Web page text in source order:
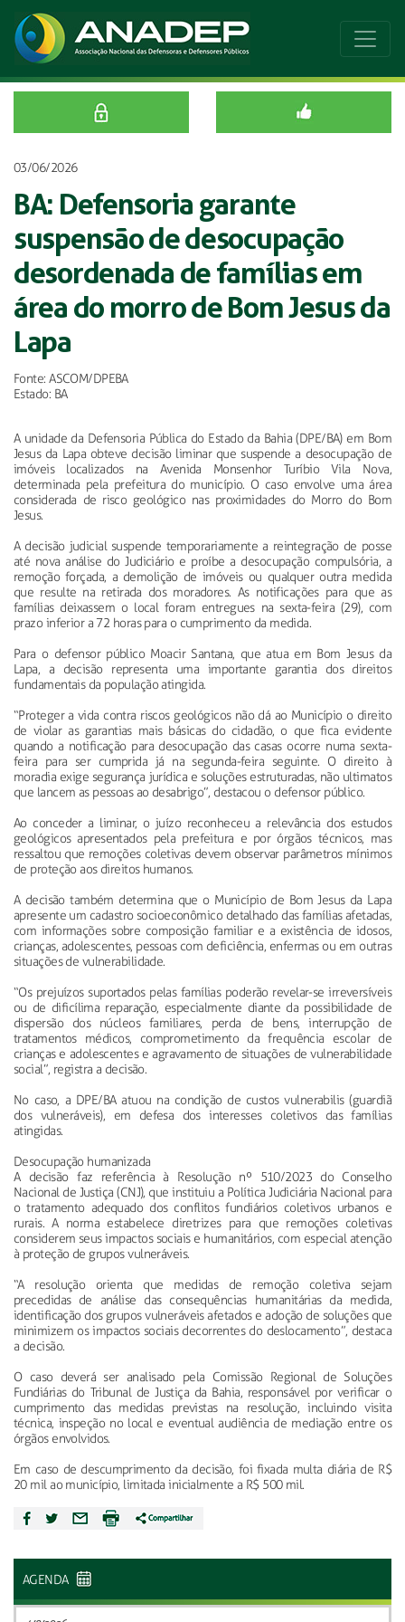
03/06/2026
BA: Defensoria garante
suspensão de desocupação
desordenada de famílias em
área do morro de Bom Jesus da
Lapa
Fonte: ASCOM/DPEBA
Estado: BA
A unidade da Defensoria Pública do Estado da Bahia (DPE/BA) em Bom
Jesus da Lapa obteve decisão liminar que suspende a desocupação de
imóveis localizados na Avenida Monsenhor Turíbio Vila Nova,
determinada pela prefeitura do município. O caso envolve uma área
considerada de risco geológico nas proximidades do Morro do Bom
Jesus.
A decisão judicial suspende temporariamente a reintegração de posse
até nova análise do Judiciário e proíbe a desocupação compulsória, a
remoção forçada, a demolição de imóveis ou qualquer outra medida
que resulte na retirada dos moradores. As notificações para que as
famílias deixassem o local foram entregues na sexta-feira (29), com
prazo inferior a 72 horas para o cumprimento da medida.
Para o defensor público Moacir Santana, que atua em Bom Jesus da
Lapa, a decisão representa uma importante garantia dos direitos
fundamentais da população atingida.
“Proteger a vida contra riscos geológicos não dá ao Município o direito
de violar as garantias mais básicas do cidadão, o que fica evidente
quando a notificação para desocupação das casas ocorre numa sexta-
feira para ser cumprida já na segunda-feira seguinte. O direito à
moradia exige segurança jurídica e soluções estruturadas, não ultimatos
que lancem as pessoas ao desabrigo”, destacou o defensor público.
Ao conceder a liminar, o juízo reconheceu a relevância dos estudos
geológicos apresentados pela prefeitura e por órgãos técnicos, mas
ressaltou que remoções coletivas devem observar parâmetros mínimos
de proteção aos direitos humanos.
A decisão também determina que o Município de Bom Jesus da Lapa
apresente um cadastro socioeconômico detalhado das famílias afetadas,
com informações sobre composição familiar e a existência de idosos,
crianças, adolescentes, pessoas com deficiência, enfermas ou em outras
situações de vulnerabilidade.
“Os prejuízos suportados pelas famílias poderão revelar-se irreversíveis
ou de dificílima reparação, especialmente diante da possibilidade de
dispersão dos núcleos familiares, perda de bens, interrupção de
tratamentos médicos, comprometimento da frequência escolar de
crianças e adolescentes e agravamento de situações de vulnerabilidade
social”, registra a decisão.
No caso, a DPE/BA atuou na condição de custos vulnerabilis (guardiã
dos vulneráveis), em defesa dos interesses coletivos das famílias
atingidas.
Desocupação humanizada
A decisão faz referência à Resolução nº 510/2023 do Conselho
Nacional de Justiça (CNJ), que instituiu a Política Judiciária Nacional para
o tratamento adequado dos conflitos fundiários coletivos urbanos e
rurais. A norma estabelece diretrizes para que remoções coletivas
considerem seus impactos sociais e humanitários, com especial atenção
à proteção de grupos vulneráveis.
“A resolução orienta que medidas de remoção coletiva sejam
precedidas de análise das consequências humanitárias da medida,
identificação dos grupos vulneráveis afetados e adoção de soluções que
minimizem os impactos sociais decorrentes do deslocamento”, destaca
a decisão.
O caso deverá ser analisado pela Comissão Regional de Soluções
Fundiárias do Tribunal de Justiça da Bahia, responsável por verificar o
cumprimento das medidas previstas na resolução, incluindo visita
técnica, inspeção no local e eventual audiência de mediação entre os
órgãos envolvidos.
Em caso de descumprimento da decisão, foi fixada multa diária de R$
20 mil ao município, limitada inicialmente a R$ 500 mil.
AGENDA